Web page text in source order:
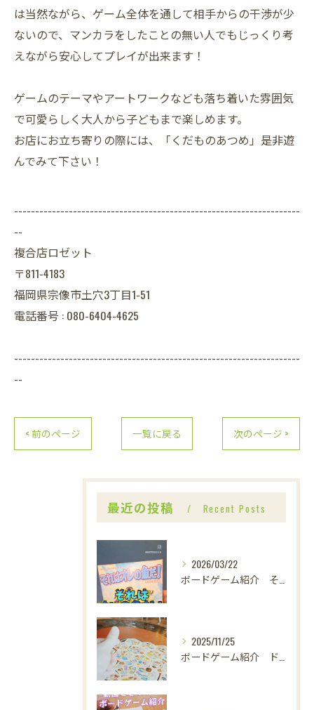
は当然ながら、ゲーム全体を通して相手からの干渉が少
ないので、マンカラをしたことの無い人でもじっくり考
えながら安心してプレイが出来ます！
ゲームのテーマやアートワークなども落ち着いた雰囲気
で可愛らしく大人から子どもまで楽しめます。
お店にお立ち寄りの際には、「くだものあつめ」是非遊
んでみて下さい！
--------------------------------------------------------------------
--
複合店ロゼット
〒811-4183
福岡県宗像市土穴3丁目1-51
電話番号 : 080-6404-4625
--------------------------------------------------------------------
--
< 前のページ 一覧に戻る 次のページ >
最近の投稿 Recent Posts
2026/03/22
2025/11/25